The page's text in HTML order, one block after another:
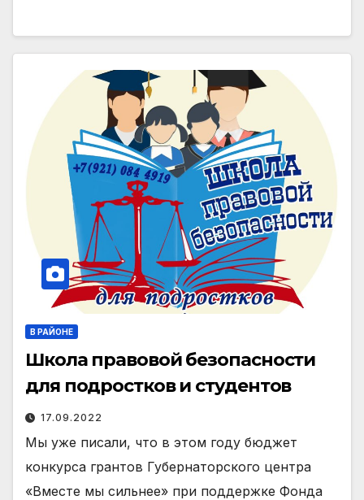
В РАЙОНЕ
Школа правовой безопасности
для подростков и студентов
17.09.2022
Мы уже писали, что в этом году бюджет
конкурса грантов Губернаторского центра
«Вместе мы сильнее» при поддержке Фонда